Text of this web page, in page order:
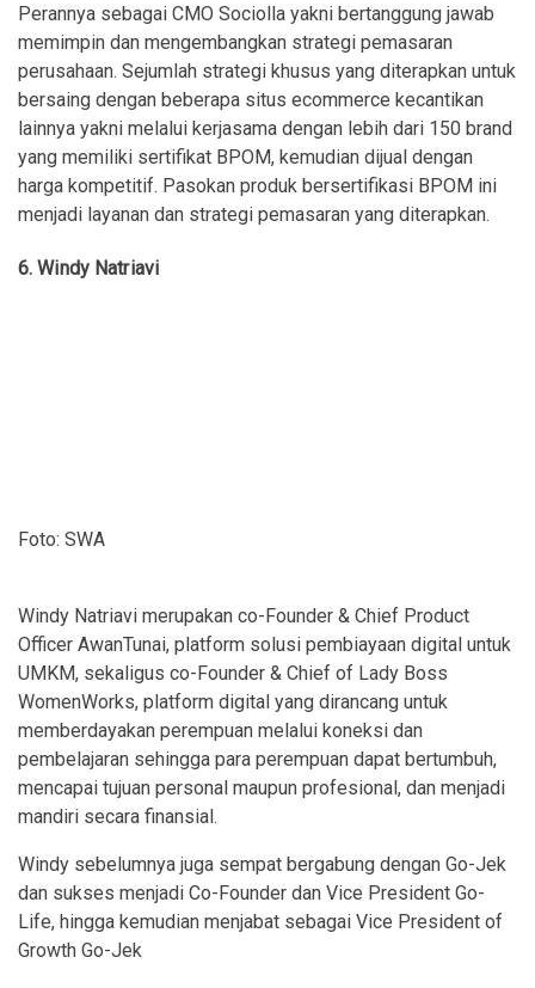
Perannya sebagai CMO Sociolla yakni bertanggung jawab
memimpin dan mengembangkan strategi pemasaran
perusahaan. Sejumlah strategi khusus yang diterapkan untuk
bersaing dengan beberapa situs ecommerce kecantikan
lainnya yakni melalui kerjasama dengan lebih dari 150 brand
yang memiliki sertifikat BPOM, kemudian dijual dengan
harga kompetitif. Pasokan produk bersertifikasi BPOM ini
menjadi layanan dan strategi pemasaran yang diterapkan.
6. Windy Natriavi
Foto: SWA
Officer AwanTunai, platform solusi pembiayaan digital untuk
UMKM, sekaligus co-Founder & Chief of Lady Boss
WomenWorks, platform digital yang dirancang untuk
memberdayakan perempuan melalui koneksi dan